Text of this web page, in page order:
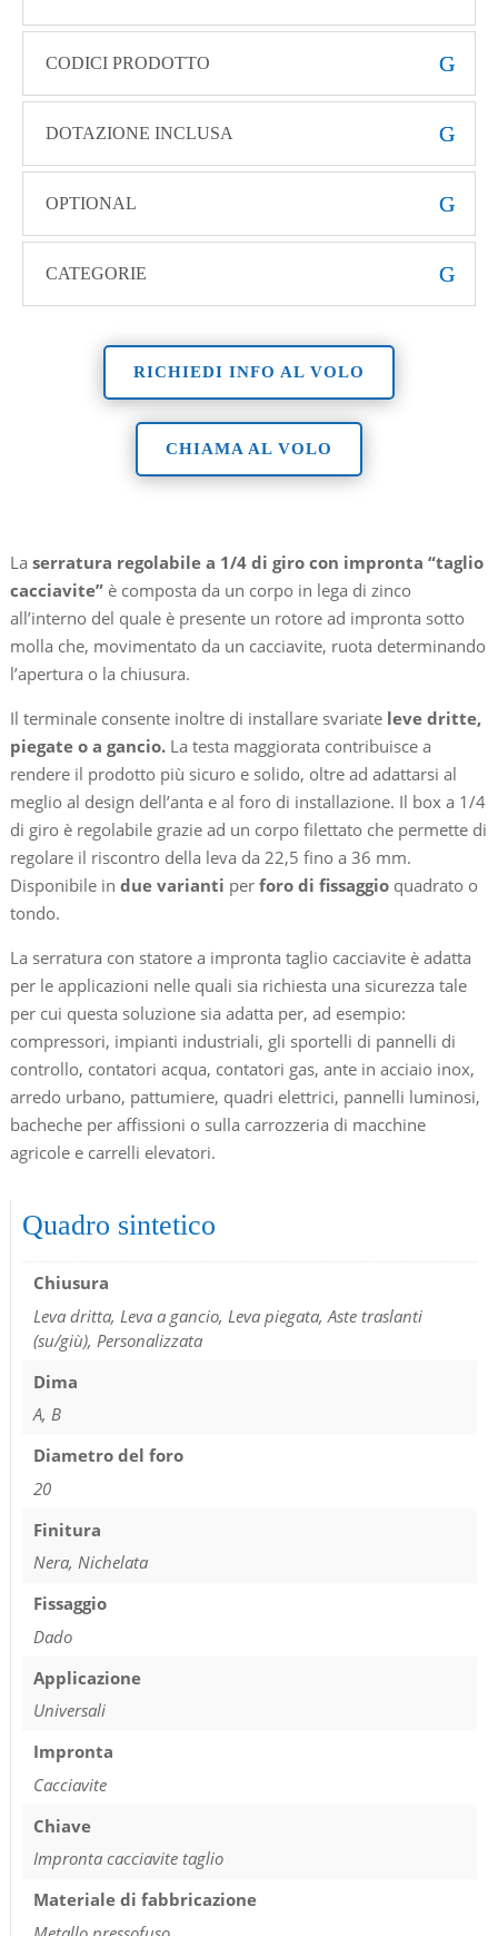
CODICI PRODOTTO
DOTAZIONE INCLUSA
OPTIONAL
CATEGORIE
RICHIEDI INFO AL VOLO
CHIAMA AL VOLO
La serratura regolabile a 1/4 di giro con impronta “taglio
cacciavite”è composta da un corpo in lega di zinco
all’interno del quale è presente un rotore ad impronta sotto
molla che, movimentato da un cacciavite, ruota determinando
l’apertura o la chiusura.
Il terminale consente inoltre di installare svariate leve dritte,
piegate o a gancio. La testa maggiorata contribuisce a
rendere il prodotto più sicuro e solido, oltre ad adattarsi al
meglio al design dell’anta e al foro di installazione. Il box a 1/4
di giro è regolabile grazie ad un corpo filettato che permette di
regolare il riscontro della leva da 22,5 fino a 36 mm.
Disponibile in due varianti per foro di fissaggio quadrato o
tondo.
La serratura con statore a impronta taglio cacciavite è adatta
per le applicazioni nelle quali sia richiesta una sicurezza tale
per cui questa soluzione sia adatta per, ad esempio:
compressori, impianti industriali, gli sportelli di pannelli di
controllo, contatori acqua, contatori gas, ante in acciaio inox,
arredo urbano, pattumiere, quadri elettrici, pannelli luminosi,
bacheche per affissioni o sulla carrozzeria di macchine
agricole e carrelli elevatori.
Quadro sintetico
Chiusura
Leva dritta, Leva a gancio, Leva piegata, Aste traslanti
(su/giù), Personalizzata
Dima
A, B
Diametro del foro
20
Finitura
Nera, Nichelata
Fissaggio
Dado
Applicazione
Universali
Impronta
Cacciavite
Chiave
Impronta cacciavite taglio
Materiale di fabbricazione